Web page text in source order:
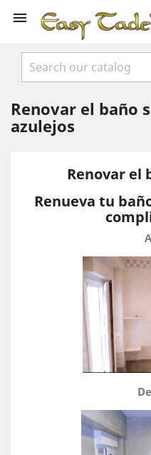

Renovar el baño
azulejos
Renovar el
Renueva tu